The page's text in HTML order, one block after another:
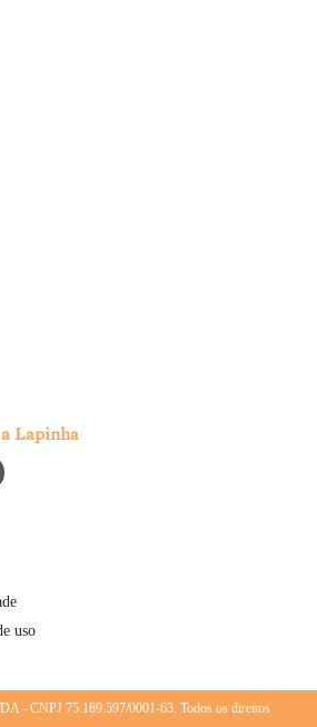
Lapinha
uso
- CNPJ 75.189.597/0001-63. Todos os direitos